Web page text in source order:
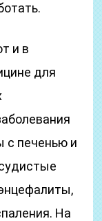
и в
для
с печенью и
На